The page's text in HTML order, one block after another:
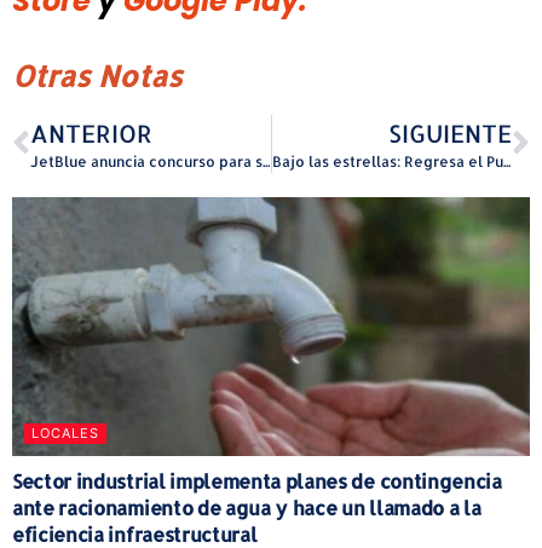
Otras Notas
ANTERIOR
JetBlue anuncia concurso para seleccionar nuevo diseño de aeronave inspirado en Puerto Rico
SIGUIENTE
Bajo las estrellas: Regresa el Puerto Rico Whisky Expo 2025
LOCALES
Sector industrial implementa planes de contingencia
ante racionamiento de agua y hace un llamado a la
eficiencia infraestructural